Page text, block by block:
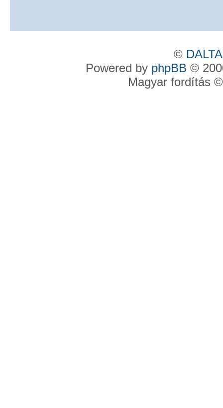
©
Powered by phpBB ©
Magyar fordítás